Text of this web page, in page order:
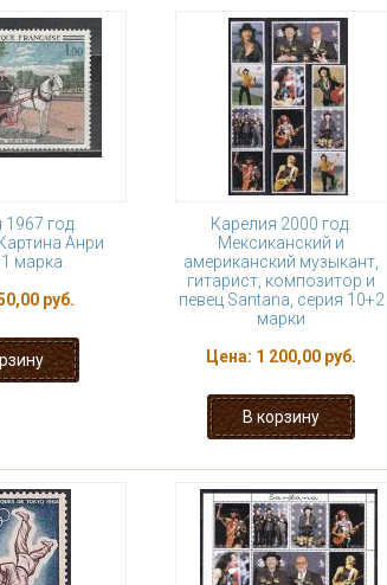
год.
Анри
марка.
руб.
Карелия 2000 год.
Мексиканский и
американский музыкант,
гитарист, композитор и
певец Santana, серия 10+2
марки
Цена: 1 200,00 руб.